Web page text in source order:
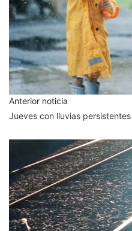
Anterior noticia
Jueves con lluvias